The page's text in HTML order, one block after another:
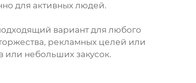
для активных людей.
вариант для любого
рекламных целей или
или небольших закусок.